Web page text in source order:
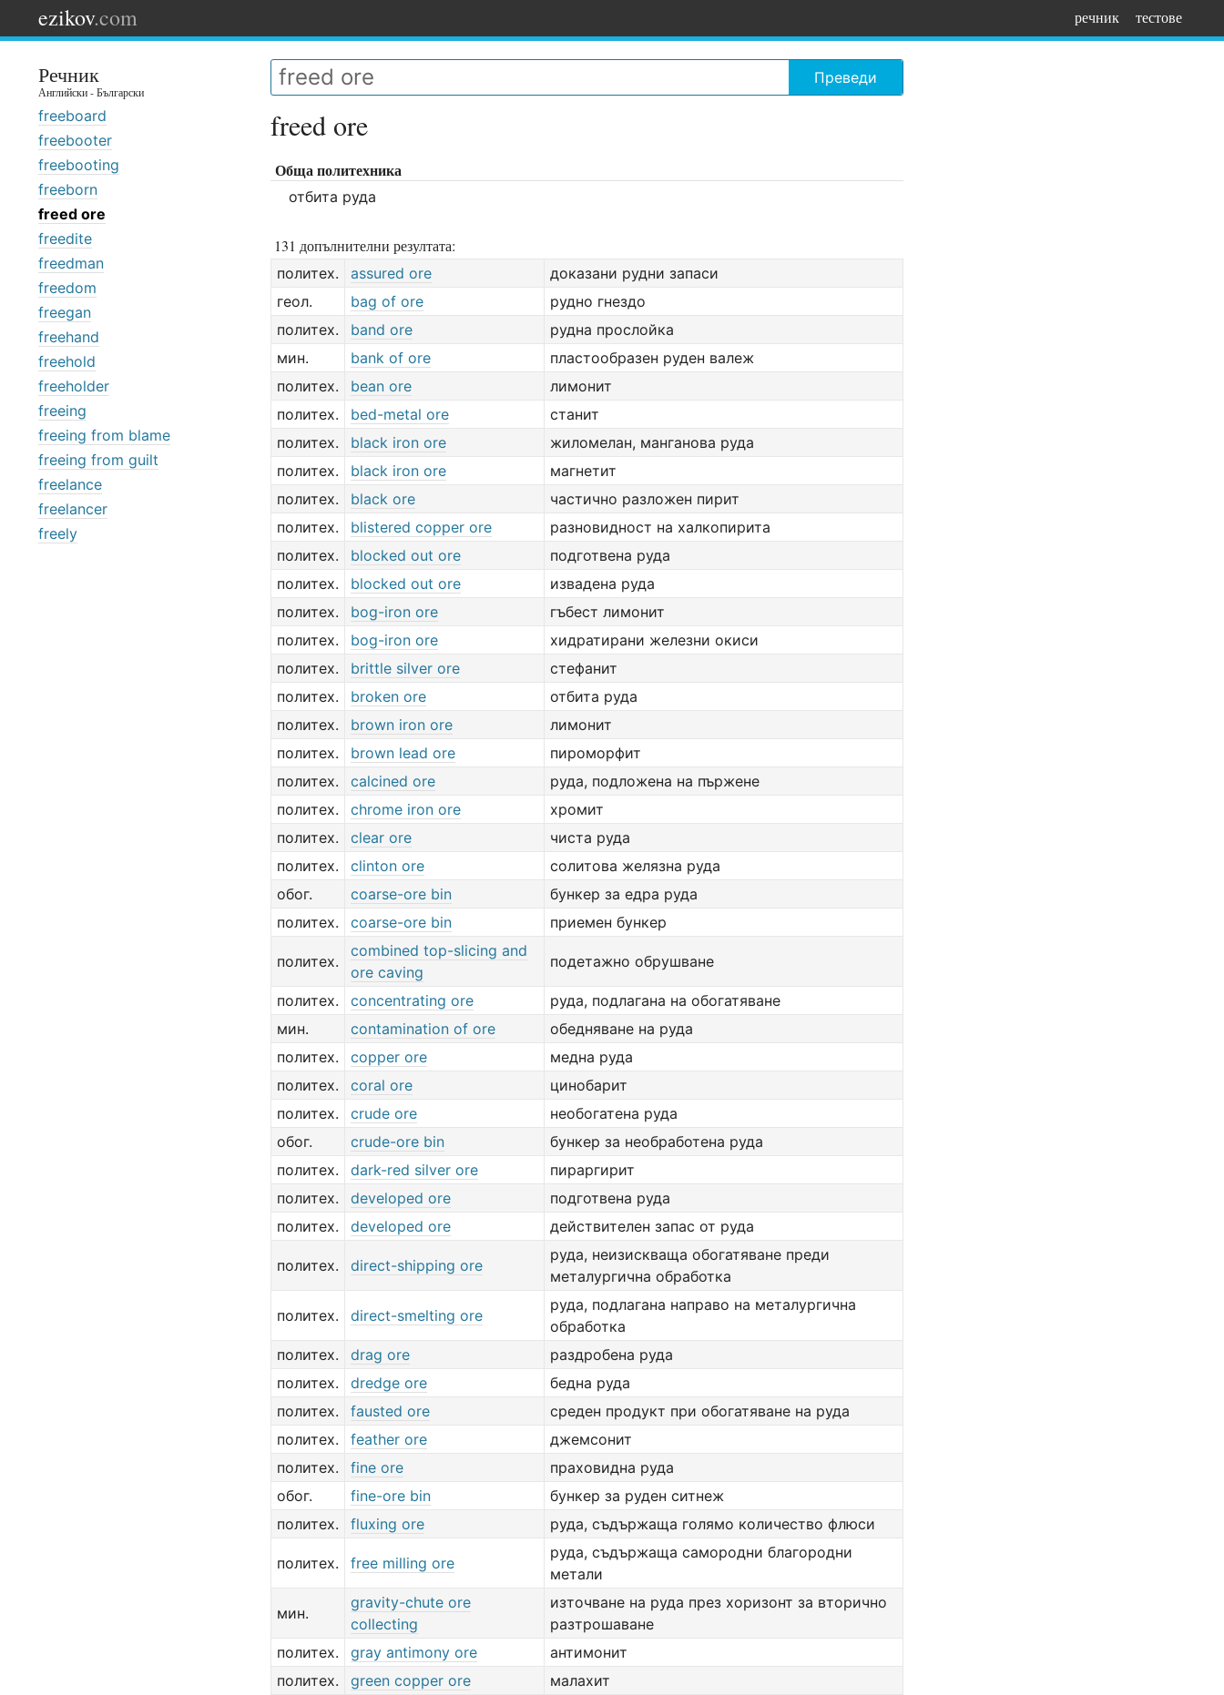
ezikov.com речник тестове
Речник
Английски - Български
freeboard
freebooter
freebooting
freeborn
freed ore
freedite
freedman
freedom
freegan
freehand
freehold
freeholder
freeing
freeing from blame
freeing from guilt
freelance
freelancer
freely
Преведи
freed ore
Обща политехника
отбита руда
131 допълнителни резултата:
политех. assured ore
доказани рудни запаси
геол.
bag of ore
рудно гнездо
политех.
band ore
рудна прослойка
мин.
bank of ore
пластообразен руден валеж
политех.
bean ore
лимонит
политех.
bed-metal ore
станит
политех.
black iron ore
жиломелан, манганова руда
политех.
black iron ore
магнетит
политех.
black ore
частично разложен пирит
политех.
blistered copper ore
разновидност на халкопирита
политех.
blocked out ore
подготвена руда
политех.
blocked out ore
извадена руда
политех.
bog-iron ore
гъбест лимонит
политех.
bog-iron ore
хидратирани железни окиси
политех.
brittle silver ore
стефанит
политех.
broken ore
отбита руда
политех.
brown iron ore
лимонит
политех.
brown lead ore
пироморфит
политех.
calcined ore
руда, подложена на пържене
политех.
chrome iron ore
хромит
политех.
clear ore
чиста руда
политех.
clinton ore
солитова желязна руда
обог.
coarse-ore bin
бункер за едра руда
политех.
coarse-ore bin приемен бункер
политех.
combined top-slicing and
ore caving
подетажно обрушване
политех. concentrating ore
руда, подлагана на обогатяване
мин.
contamination of ore
обедняване на руда
политех.
copper ore
медна руда
политех.
coral ore
цинобарит
политех.
crude ore
необогатена руда
обог.
crude-ore bin
бункер за необработена руда
политех.
dark-red silver ore
пираргирит
политех.
developed ore
подготвена руда
политех.
developed ore действителен запас от руда
политех. direct-shipping ore
руда, неизискваща обогатяване преди
металургична обработка
политех. direct-smelting ore
руда, подлагана направо на металургична
обработка
политех.
drag ore
раздробена руда
политех.
dredge ore
бедна руда
политех.
fausted ore
среден продукт при обогатяване на руда
политех.
feather ore
джемсонит
политех.
fine ore
праховидна руда
обог.
fine-ore bin
бункер за руден ситнеж
политех.
fluxing ore руда, съдържаща голямо количество флюси
политех. free milling ore
руда, съдържаща самородни благородни
метали
мин.
gravity-chute ore
collecting
източване на руда през хоризонт за вторично
разтрошаване
политех.
gray antimony ore
антимонит
политех.
green copper ore
малахит